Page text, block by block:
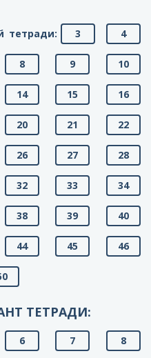
тетради: 3 4
8 9 10
14 15 16
20 21 22
26 27 28
32 33 34
38 39 40
44 45 46
ТЕТРАДИ:
6 7 8